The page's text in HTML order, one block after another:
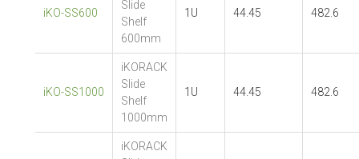
iKO-SS600
Slide
Shelf
600mm
1U 44.45 482.6
iKO-SS1000
iKORACK
Slide
Shelf
1000mm
1U 44.45 482.6
iKORACK